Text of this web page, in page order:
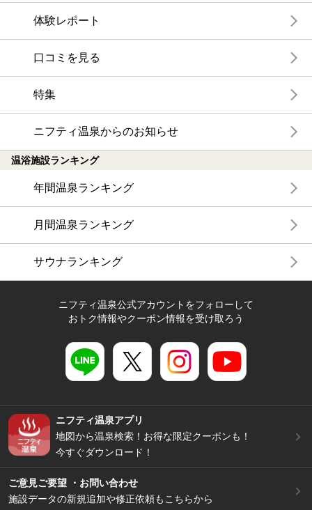
体験レポート
口コミを見る
特集
ニフティ温泉からのお知らせ
温浴施設ランキング
年間温泉ランキング
月間温泉ランキング
サウナランキング
ニフティ温泉公式アカウントをフォローして
おトク情報やクーポン情報を受け取ろう
ニフティ温泉アプリ
地図から温泉検索！お得な限定クーポンも！
今すぐダウンロード！
ご意見ご要望 ・お問い合わせ
施設データの新規追加や修正依頼もこちらから